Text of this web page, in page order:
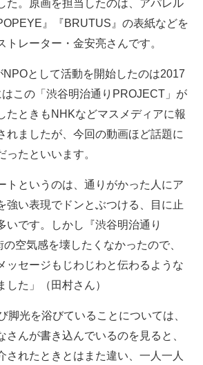
た。原画を担当したのは、アパレル
』『BRUTUS』の表紙などを
トレーター・金安亮さんです。
として活動を開始したのは2017
この「渋谷明治通りPROJECT」が
たときもNHKなどマスメディアに報
れましたが、今回の動画ほど話題に
ったといいます。
というのは、通りがかった人にア
強い表現でドンとぶつける、目に止
いです。しかし『渋谷明治通り
空気感を壊したくなかったので、
ッセージもじわじわと伝わるような
た」（田村さん）
光を浴びていることについては、
さんが書き込んでいるのを見ると、
されたときとはまた違い、一人一人